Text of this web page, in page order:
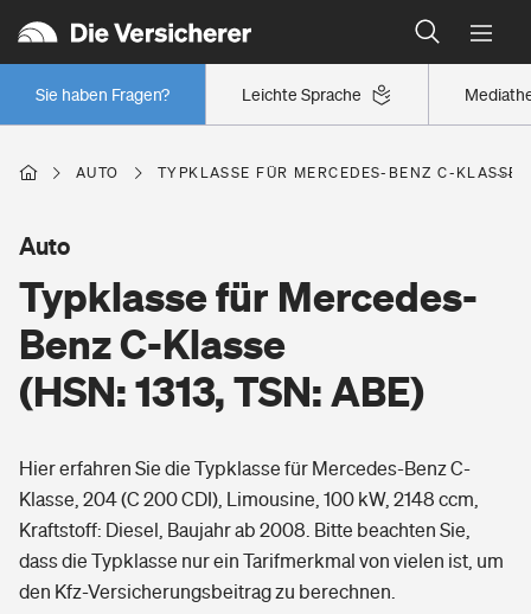
Leichte Sprache
Sie haben Fragen?
Wer versichert was: Jetzt Versicherer finden
Regionalklassen: So ist Ihre Region eingestuft
Wer versichert was: Jetzt Versicherer finden
Berufsunfähigkeitsversicherung
Arbeitsrechtsschutz
Berufshaftpflichtversicherung
Wohnen
Wohngebäudeversicherung
Hausratversicherung
Elementarversicherung
Photovoltaik
Pri­vate Haft­pflicht­
Rechts­schutz­ver­si­che­rung
Gesundheit
Private Krankenversicherung
AUTO TYPKLASSE FÜR MERCEDES-BENZ C-KLASSE
Typklasse für Mercedes-
Benz C-Klasse
(HSN: 1313, TSN: ABE)
Auto
Hier erfahren Sie die Typklasse für Mercedes-Benz C-
Klasse, 204 (C 200 CDI), Limousine, 100 kW, 2148 ccm,
Kraftstoff: Diesel, Baujahr ab 2008. Bitte beachten Sie,
dass die Typklasse nur ein Tarifmerkmal von vielen ist, um
den Kfz-Versicherungsbeitrag zu berechnen.